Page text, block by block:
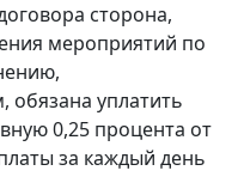
сторона,
мероприятий по
обязана уплатить
0,25 процента от
за каждый день